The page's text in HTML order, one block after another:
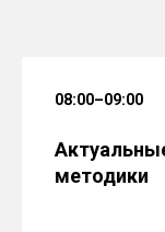
08:00–09:00
методики